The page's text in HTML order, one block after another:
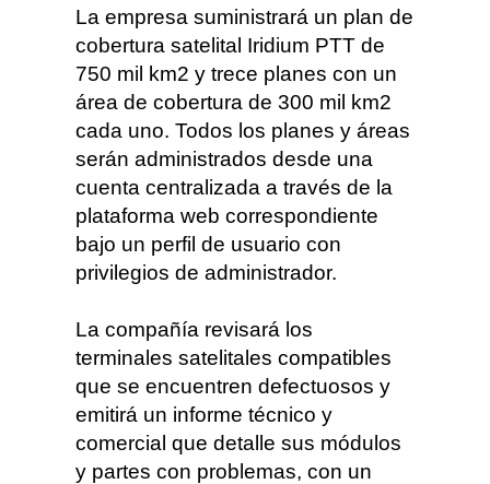
La empresa suministrará un plan de
cobertura satelital Iridium PTT de
750 mil km2 y trece planes con un
área de cobertura de 300 mil km2
cada uno. Todos los planes y áreas
serán administrados desde una
cuenta centralizada a través de la
plataforma web correspondiente
bajo un perfil de usuario con
privilegios de administrador.
La compañía revisará los
terminales satelitales compatibles
que se encuentren defectuosos y
emitirá un informe técnico y
comercial que detalle sus módulos
y partes con problemas, con un